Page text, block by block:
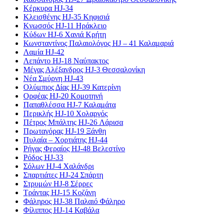
Κέρκυρα HJ-34
Κλεισθένης HJ-35 Κηφισιά
Κνωσσός HJ-11 Ηράκλειο
Κύδων HJ-6 Χανιά Κρήτη
Κωνσταντίνος Παλαιολόγος HJ – 41 Καλαμαριά
Λαμία HJ-42
Λεπάντο HJ-18 Ναύπακτος
Μέγας Αλέξανδρος HJ-3 Θεσσαλονίκη
Νέα Σμύρνη HJ-43
Ολύμπιος Δίας HJ-39 Κατερίνη
Ορφέας HJ-20 Κομοτηνή
Παπαθλέσσα HJ-7 Καλαμάτα
Περικλής HJ-10 Χολαργός
Πέτρος Μπάλτης HJ-26 Λάρισα
Πρωταγόρας HJ-19 Ξάνθη
Πυλαία – Χορτιάτης HJ-44
Ρήγας Φεραίος HJ-48 Βελεστίνο
Ρόδος HJ-33
Σόλων HJ-4 Χαλάνδρι
Σπαρτιάτες HJ-24 Σπάρτη
Στρυμών HJ-8 Σέρρες
Τράντας HJ-15 Κοζάνη
Φάληρος HJ-38 Παλαιό Φάληρο
Φίλιππος HJ-14 Καβάλα